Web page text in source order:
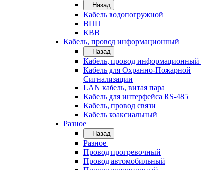
Назад
Кабель водопогружной
ВПП
КВВ
Кабель, провод информационный
Назад
Кабель, провод информационный
Кабель для Охранно-Пожарной
Сигнализации
LAN кабель, витая пара
Кабель для интерфейса RS-485
Кабель, провод связи
Кабель коаксиальный
Разное
Назад
Разное
Провод прогревочный
Провод автомобильный